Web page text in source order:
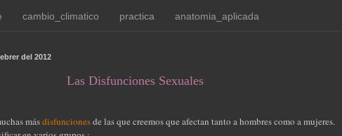
cambio_climatico practica anatomia_aplicada
del 2012
Las Disfunciones Sexuales
másdisfuncionesde las que creemos que afectan tanto a hombres como a mujeres.